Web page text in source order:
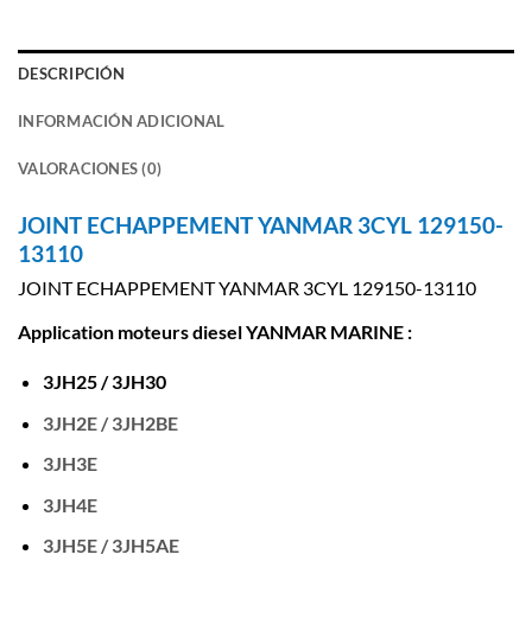
DESCRIPCIÓN
INFORMACIÓN ADICIONAL
VALORACIONES (0)
JOINT ECHAPPEMENT YANMAR 3CYL 129150-
13110
JOINT ECHAPPEMENT YANMAR 3CYL 129150-13110
Application moteurs diesel YANMAR MARINE :
3JH25 / 3JH30
3JH2E / 3JH2BE
3JH3E
3JH4E
3JH5E / 3JH5AE